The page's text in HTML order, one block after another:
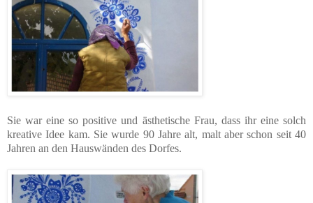
Sie war eine so positive und ästhetische Frau, dass ihr eine solch
kreative Idee kam. Sie wurde 90 Jahre alt, malt aber schon seit 40
Jahren an den Hauswänden des Dorfes.